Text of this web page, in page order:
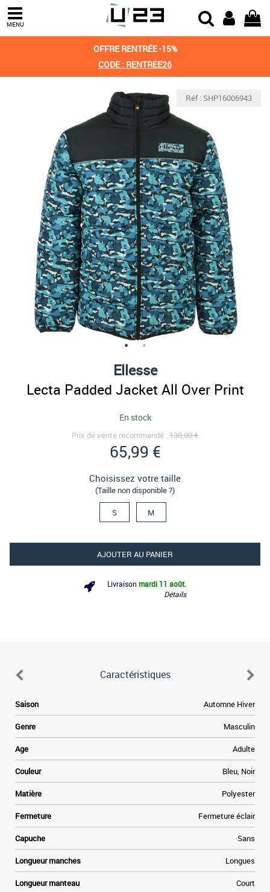
MENU
OFFRE RENTRÉE -15%
CODE : RENTREE26
Réf : SHP16006943
Ellesse
Lecta Padded Jacket All Over Print
En stock
Prix de vente recommandé : 130,00 €
65,99 €
Choisissez votre taille
(Taille non disponible ?)
S M
AJOUTER AU PANIER
Livraison mardi 11 août
Détails
Caractéristiques
Saison Automne Hiver
Genre Masculin
Age Adulte
Couleur Bleu, Noir
Matière Polyester
Fermeture Fermeture éclair
Capuche Sans
Longueur manches Longues
Longueur manteau Court